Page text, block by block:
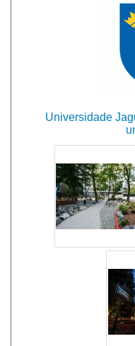
Universidade